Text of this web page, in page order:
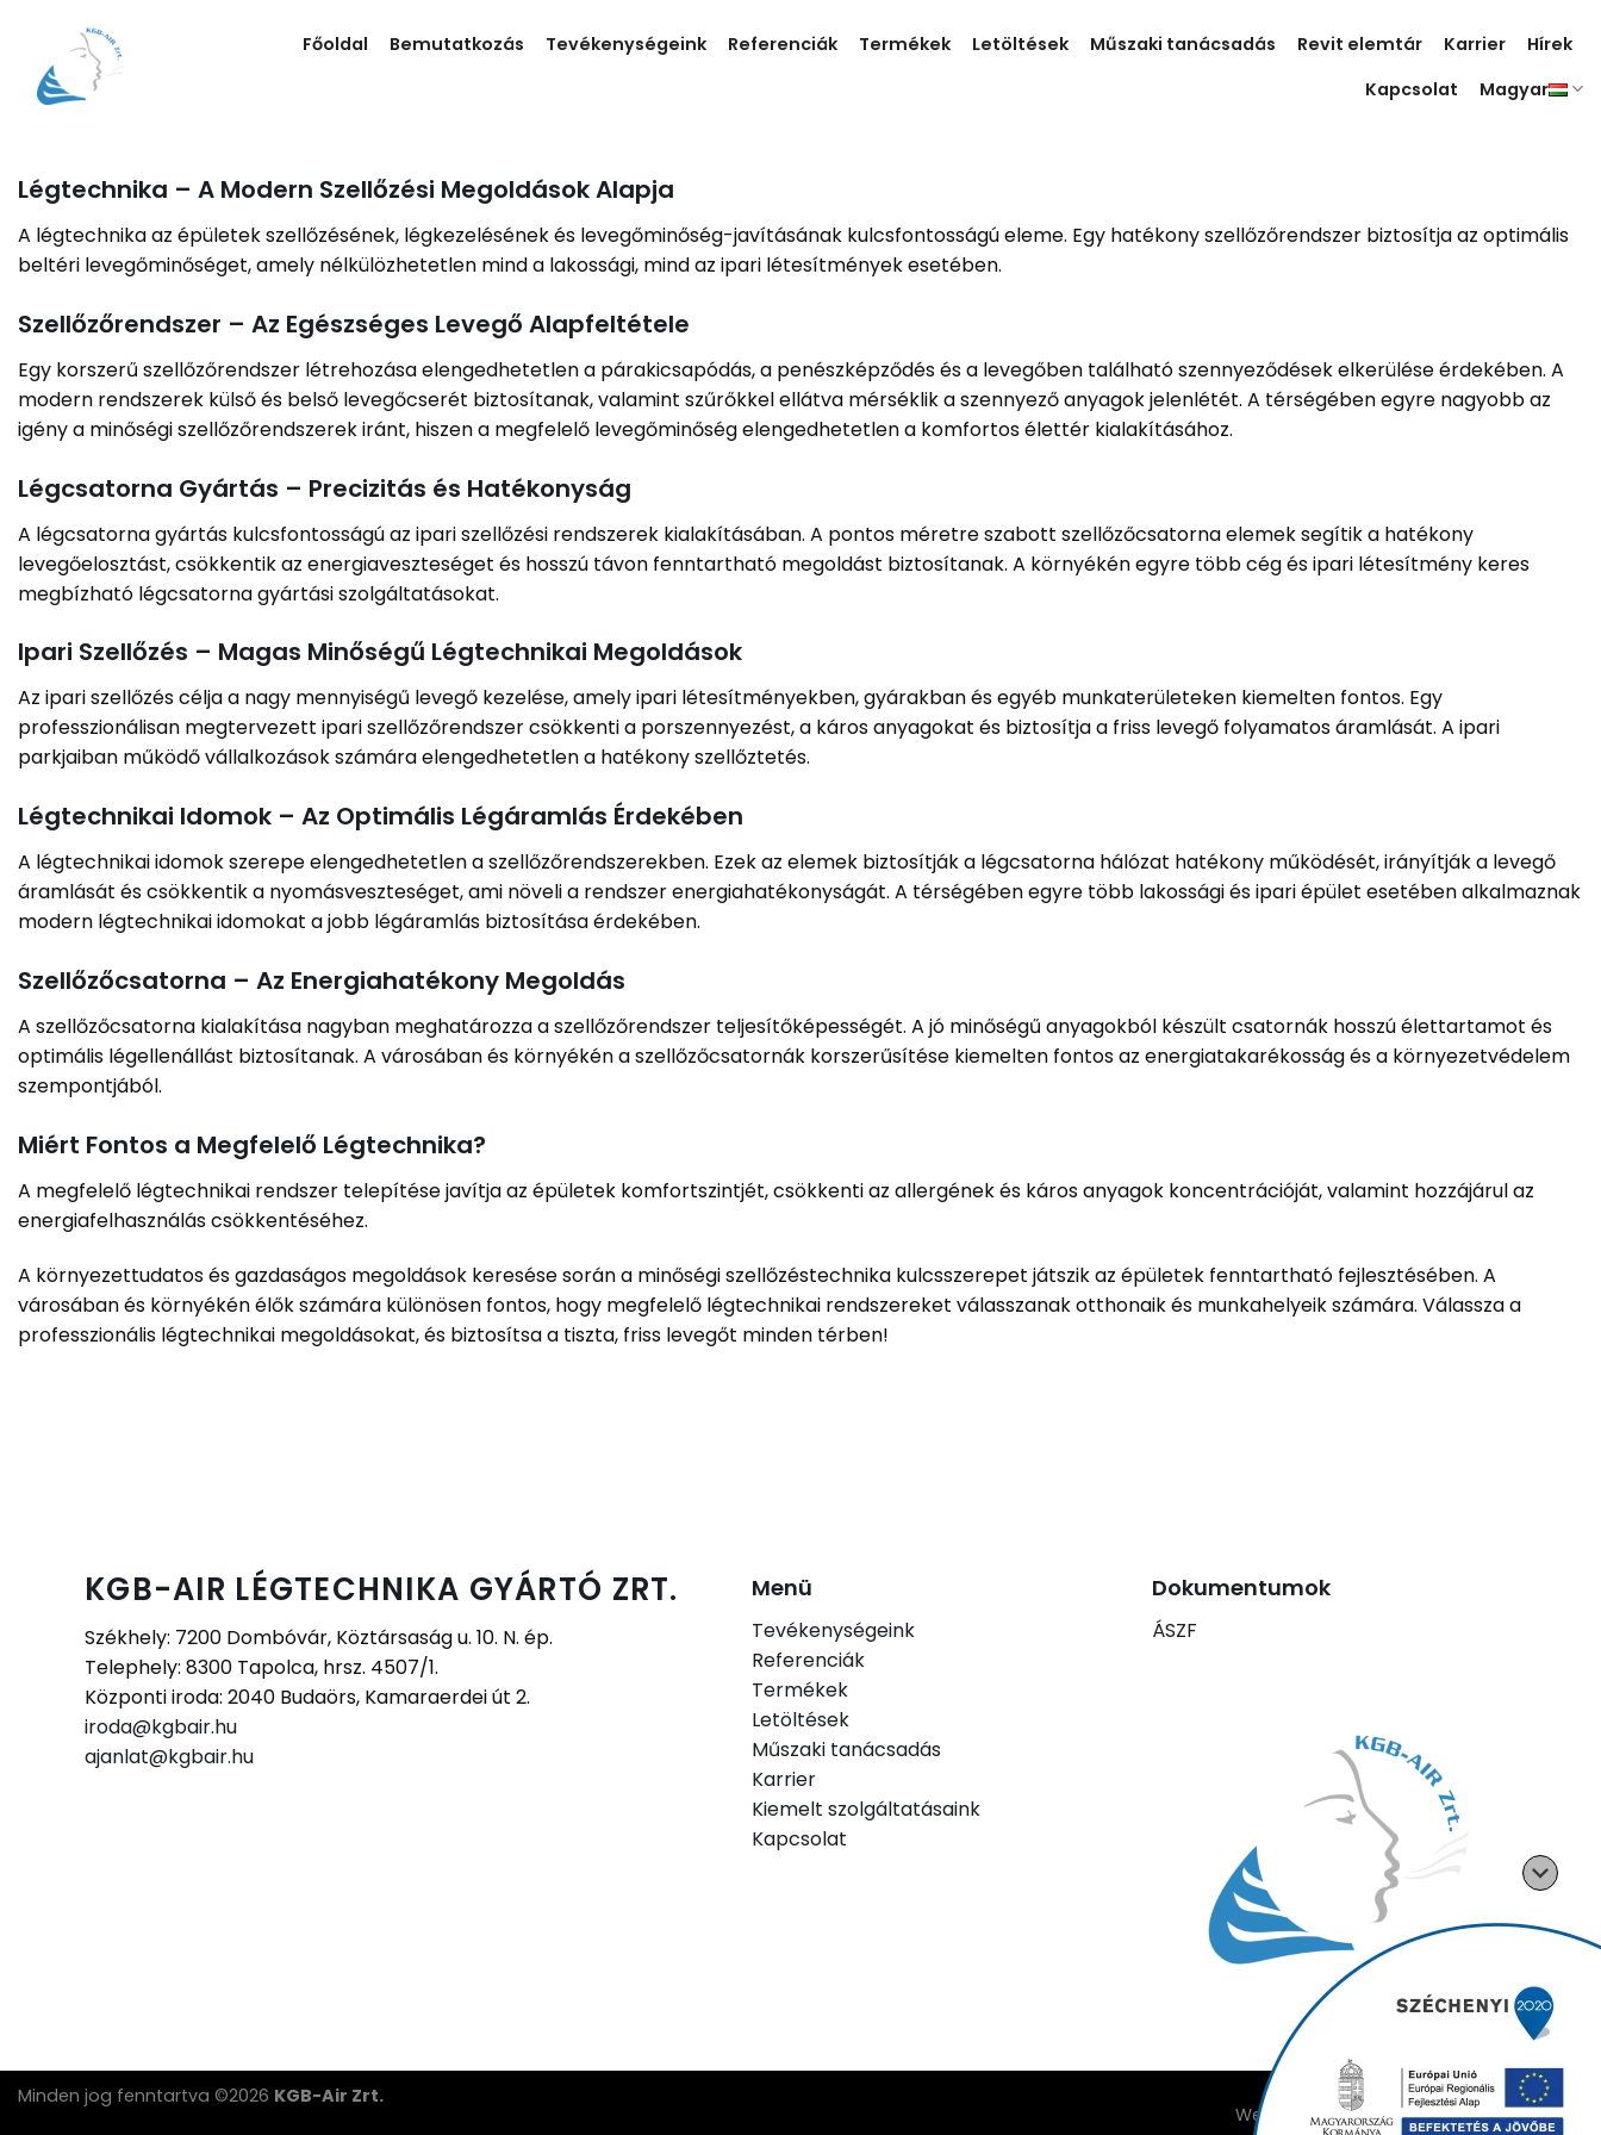
content
Főoldal Bemutatkozás Tevékenységeink Referenciák Termékek Letöltések Műszaki tanácsadás Revit elemtár Karrier
Hírek
Kapcsolat
Magyar
Légtechnika – A Modern Szellőzési Megoldások Alapja
A légtechnika az épületek szellőzésének, légkezelésének és levegőminőség-javításának kulcsfontosságú eleme. Egy hatékony szellőzőrendszer biztosítja az optimális
beltéri levegőminőséget, amely nélkülözhetetlen mind a lakossági, mind az ipari létesítmények esetében.
Szellőzőrendszer – Az Egészséges Levegő Alapfeltétele
Egy korszerű szellőzőrendszer létrehozása elengedhetetlen a párakicsapódás, a penészképződés és a levegőben található szennyeződések elkerülése érdekében. A
modern rendszerek külső és belső levegőcserét biztosítanak, valamint szűrőkkel ellátva mérséklik a szennyező anyagok jelenlétét. A térségében egyre nagyobb az
igény a minőségi szellőzőrendszerek iránt, hiszen a megfelelő levegőminőség elengedhetetlen a komfortos élettér kialakításához.
Légcsatorna Gyártás – Precizitás és Hatékonyság
A légcsatorna gyártás kulcsfontosságú az ipari szellőzési rendszerek kialakításában. A pontos méretre szabott szellőzőcsatorna elemek segítik a hatékony
levegőelosztást, csökkentik az energiaveszteséget és hosszú távon fenntartható megoldást biztosítanak. A környékén egyre több cég és ipari létesítmény keres
megbízható légcsatorna gyártási szolgáltatásokat.
Ipari Szellőzés – Magas Minőségű Légtechnikai Megoldások
Az ipari szellőzés célja a nagy mennyiségű levegő kezelése, amely ipari létesítményekben, gyárakban és egyéb munkaterületeken kiemelten fontos. Egy
professzionálisan megtervezett ipari szellőzőrendszer csökkenti a porszennyezést, a káros anyagokat és biztosítja a friss levegő folyamatos áramlását. A ipari
parkjaiban működő vállalkozások számára elengedhetetlen a hatékony szellőztetés.
Légtechnikai Idomok – Az Optimális Légáramlás Érdekében
A légtechnikai idomok szerepe elengedhetetlen a szellőzőrendszerekben. Ezek az elemek biztosítják a légcsatorna hálózat hatékony működését, irányítják a levegő
áramlását és csökkentik a nyomásveszteséget, ami növeli a rendszer energiahatékonyságát. A térségében egyre több lakossági és ipari épület esetében alkalmaznak
modern légtechnikai idomokat a jobb légáramlás biztosítása érdekében.
Szellőzőcsatorna – Az Energiahatékony Megoldás
A szellőzőcsatorna kialakítása nagyban meghatározza a szellőzőrendszer teljesítőképességét. A jó minőségű anyagokból készült csatornák hosszú élettartamot és
optimális légellenállást biztosítanak. A városában és környékén a szellőzőcsatornák korszerűsítése kiemelten fontos az energiatakarékosság és a környezetvédelem
szempontjából.
Miért Fontos a Megfelelő Légtechnika?
A megfelelő légtechnikai rendszer telepítése javítja az épületek komfortszintjét, csökkenti az allergének és káros anyagok koncentrációját, valamint hozzájárul az
energiafelhasználás csökkentéséhez.
A környezettudatos és gazdaságos megoldások keresése során a minőségi szellőzéstechnika kulcsszerepet játszik az épületek fenntartható fejlesztésében. A
városában és környékén élők számára különösen fontos, hogy megfelelő légtechnikai rendszereket válasszanak otthonaik és munkahelyeik számára. Válassza a
professzionális légtechnikai megoldásokat, és biztosítsa a tiszta, friss levegőt minden térben!
KGB-AIR LÉGTECHNIKA GYÁRTÓ ZRT.
Székhely: 7200 Dombóvár, Köztársaság u. 10. N. ép.
Telephely: 8300 Tapolca, hrsz. 4507/1.
Központi iroda: 2040 Budaörs, Kamaraerdei út 2.
iroda@kgbair.hu
ajanlat@kgbair.hu
Menü
Tevékenységeink
Referenciák
Termékek
Letöltések
Műszaki tanácsadás
Karrier
Kiemelt szolgáltatásaink
Kapcsolat
Dokumentumok
ÁSZF
Weboldalt készítette:
Minden jog fenntartva ©2026 KGB-Air Zrt.